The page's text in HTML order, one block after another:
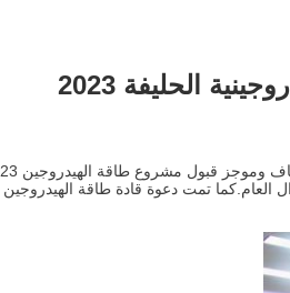
الحليفة 2023
العام.كما تمت دعوة قادة طاقة الهيدروجين